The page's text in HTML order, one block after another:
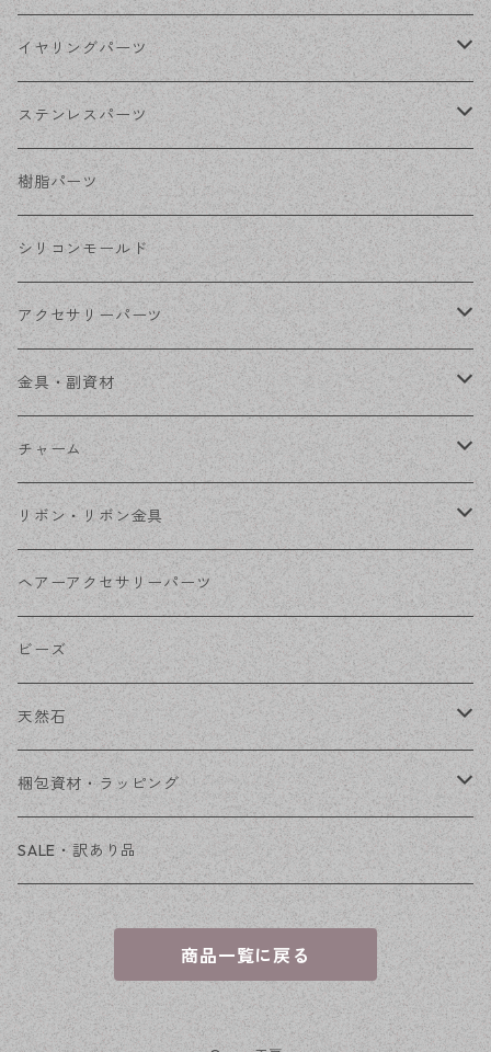
シルバー
ホワイトシルバー
ステンレス・シルバー
ステンレス・ゴールド
ポストピアス
フックピアス
その他ピアス
イヤリングパーツ
ネジばねイヤリング
クリップイヤリング
ノンホールピアス
ステンレスパーツ
ステンレスピアス
ステンレスイヤリング
ステンレスチェーン
ステンレス金具
樹脂パーツ
シリコンモールド
アクセサリーパーツ
デザイン丸カン
フレーム
コネクター
その他
金具・副資材
丸カン
ピン類
花座・ビーズキャップ
チェーン
その他
チャーム
金属
アクリル・プラ
ファーボール
リボン・リボン金具
リボン
リボン金具
ヘアーアクセサリーパーツ
ビーズ
天然石
穴あき
穴なし
梱包資材・ラッピング
発送ボックス
アクセサリー台紙
OPP袋
SALE・訳あり品
商品一覧に戻る